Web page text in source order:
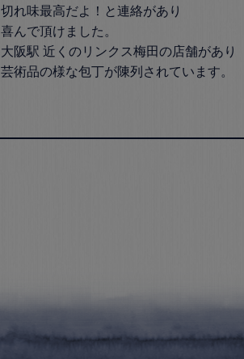
切れ味最高だよ！と連絡があり
喜んで頂けました。
大阪駅 近くのリンクス梅田の店舗があり
芸術品の様な包丁が陳列されています。